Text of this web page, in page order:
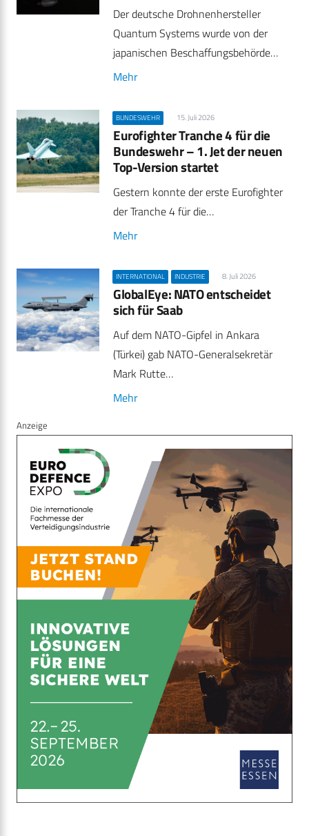
Der deutsche Drohnenhersteller
Quantum Systems wurde von der
japanischen Beschaffungsbehörde…
Mehr
BUNDESWEHR 15. Juli 2026
Eurofighter Tranche 4 für die
Bundeswehr – 1. Jet der neuen
Top-Version startet
Gestern konnte der erste Eurofighter
der Tranche 4 für die…
Mehr
INTERNATIONAL INDUSTRIE 8. Juli 2026
GlobalEye: NATO entscheidet
sich für Saab
Auf dem NATO-Gipfel in Ankara
(Türkei) gab NATO-Generalsekretär
Mark Rutte…
Mehr
Anzeige